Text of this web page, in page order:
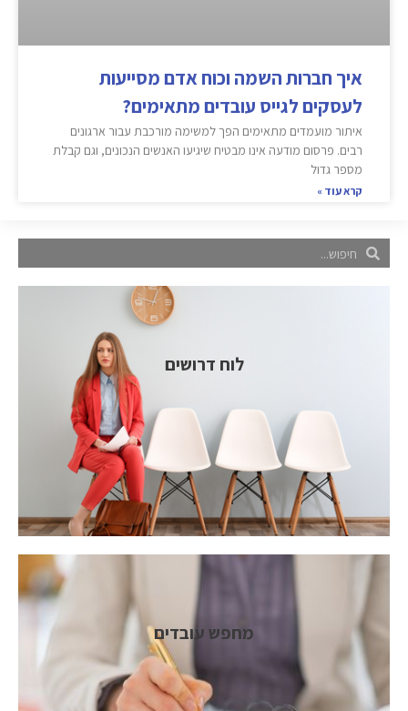
איך חברות השמה וכוח אדם מסייעות
לעסקים לגייס עובדים מתאימים?
איתור מועמדים מתאימים הפך למשימה מורכבת עבור ארגונים
רבים. פרסום מודעה אינו מבטיח שיגיעו האנשים הנכונים, וגם קבלת
מספר גדול
קרא עוד »
לוח דרושים
מחפש עובדים